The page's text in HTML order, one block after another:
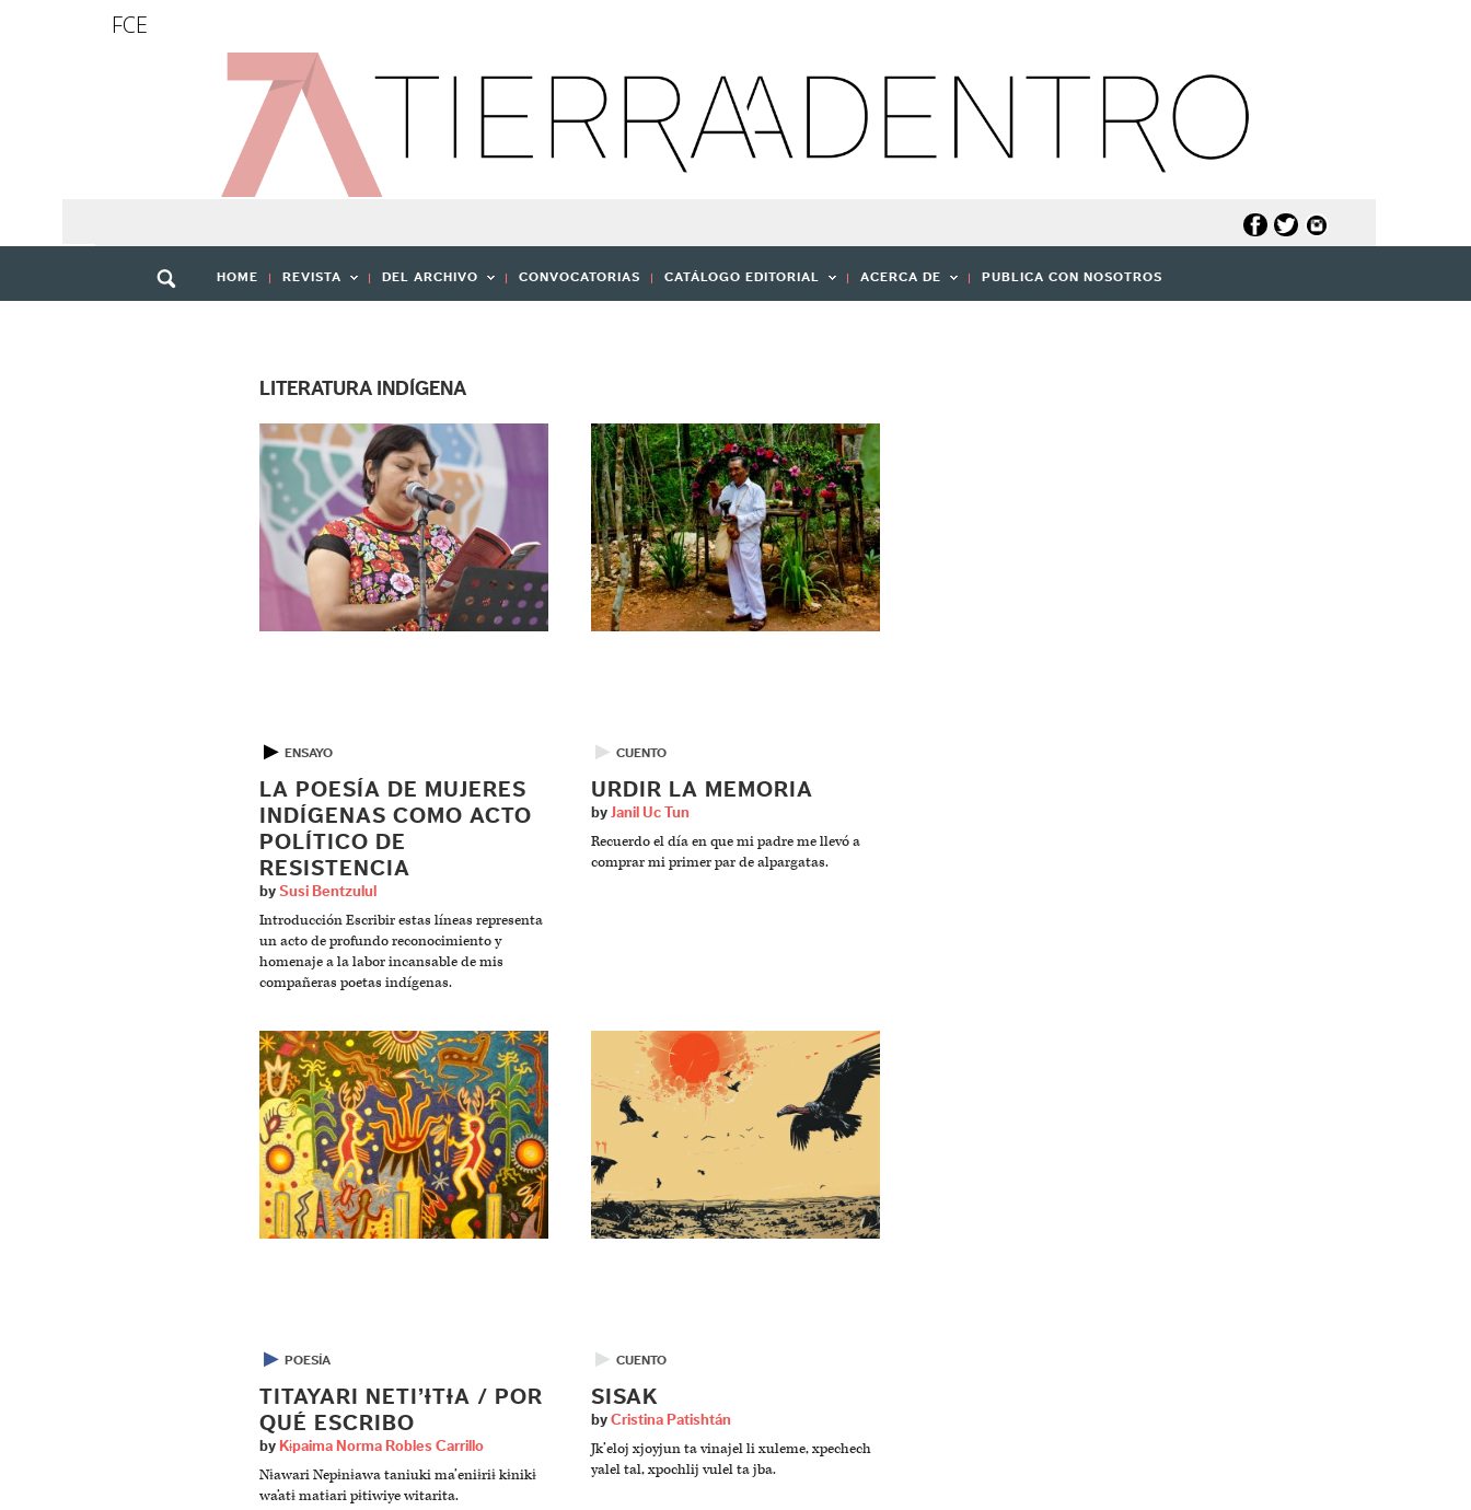
FCE
HOME REVISTA DEL ARCHIVO CONVOCATORIAS CATÁLOGO EDITORIAL ACERCA DE PUBLICA CON NOSOTROS
LITERATURA INDÍGENA
▶ ENSAYO
LA POESÍA DE MUJERES
INDÍGENAS COMO ACTO
POLÍTICO DE
RESISTENCIA
by Susi Bentzulul
Introducción Escribir estas líneas representa
un acto de profundo reconocimiento y
homenaje a la labor incansable de mis
compañeras poetas indígenas.
▶ CUENTO
URDIR LA MEMORIA
by Janil Uc Tun
Recuerdo el día en que mi padre me llevó a
comprar mi primer par de alpargatas.
▶ POESÍA
TITAYARI NETI’ƗTƗA / POR
QUÉ ESCRIBO
by Kɨpaima Norma Robles Carrillo
Nɨawari Nepɨnɨawa taniuki ma’eniɨriɨ kɨnikɨ
wa’atɨ matɨari pɨtiwiye witarita.
▶ CUENTO
SISAK
by Cristina Patishtán
Jk’eloj xjoyjun ta vinajel li xuleme, xpechech
yalel tal, xpochlij vulel ta jba.